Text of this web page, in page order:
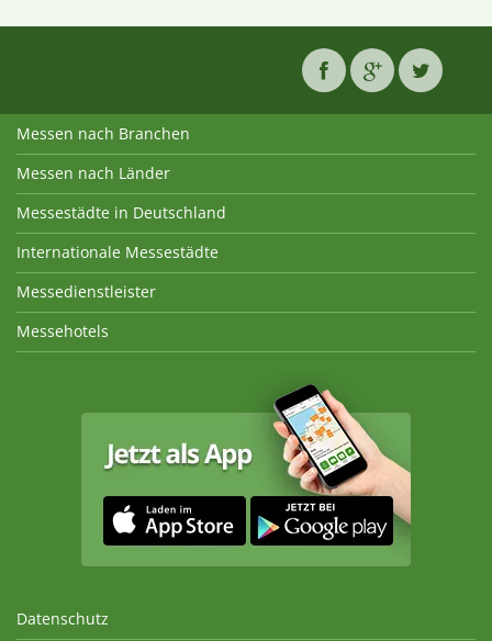
Messen nach Branchen
Messen nach Länder
Messestädte in Deutschland
Internationale Messestädte
Messedienstleister
Messehotels
Datenschutz